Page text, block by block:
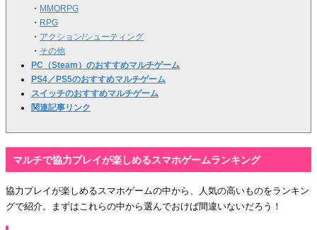
・ MMORPG
・ RPG
・ アクション/シューティング
・ その他
PC（Steam）のおすすめマルチゲーム
PS4／PS5のおすすめマルチゲーム
スイッチのおすすめマルチゲーム
関連記事リンク
マルチで協力プレイが楽しめるスマホゲームランキング
協力プレイが楽しめるスマホゲームの中から、人気の高いものをランキン
グで紹介。まずはこれらの中から選んでおけば間違いないだろう！